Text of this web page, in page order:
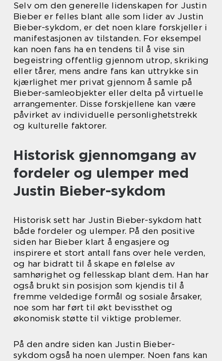
Selv om den generelle lidenskapen for Justin
Bieber er felles blant alle som lider av Justin
Bieber-sykdom, er det noen klare forskjeller i
manifestasjonen av tilstanden. For eksempel
kan noen fans ha en tendens til å vise sin
begeistring offentlig gjennom utrop, skriking
eller tårer, mens andre fans kan uttrykke sin
kjærlighet mer privat gjennom å samle på
Bieber-samleobjekter eller delta på virtuelle
arrangementer. Disse forskjellene kan være
påvirket av individuelle personlighetstrekk
og kulturelle faktorer.
Historisk gjennomgang av
fordeler og ulemper med
Justin Bieber-sykdom
Historisk sett har Justin Bieber-sykdom hatt
både fordeler og ulemper. På den positive
siden har Bieber klart å engasjere og
inspirere et stort antall fans over hele verden,
og har bidratt til å skape en følelse av
samhørighet og fellesskap blant dem. Han har
også brukt sin posisjon som kjendis til å
fremme veldedige formål og sosiale årsaker,
noe som har ført til økt bevissthet og
økonomisk støtte til viktige problemer.
På den andre siden kan Justin Bieber-
sykdom også ha noen ulemper. Noen fans kan